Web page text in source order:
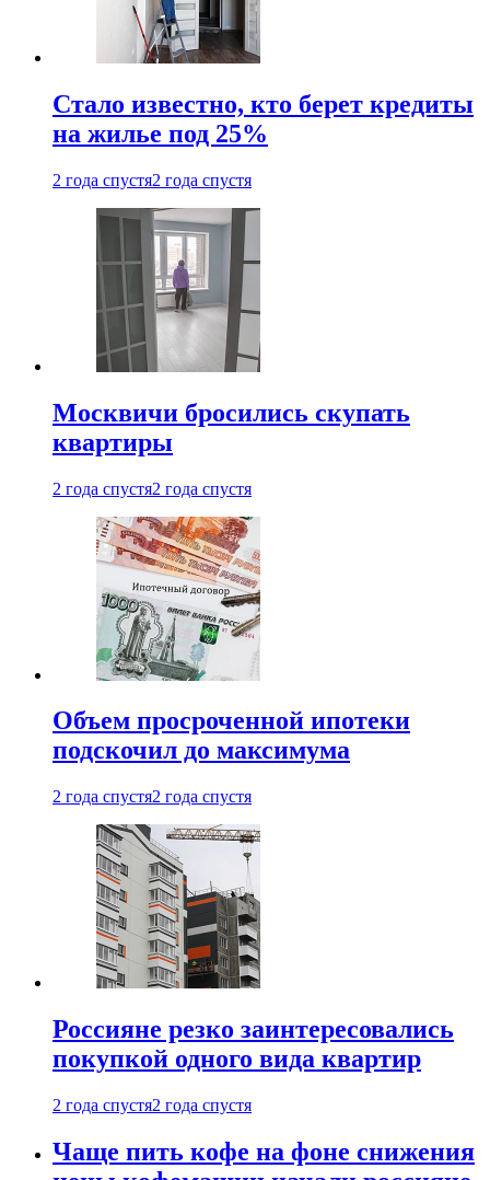
Стало известно, кто берет кредиты
на жилье под 25%
2 года спустя2 года спустя
Москвичи бросились скупать
квартиры
2 года спустя2 года спустя
Объем просроченной ипотеки
подскочил до максимума
2 года спустя2 года спустя
Россияне резко заинтересовались
покупкой одного вида квартир
2 года спустя2 года спустя
Чаще пить кофе на фоне снижения